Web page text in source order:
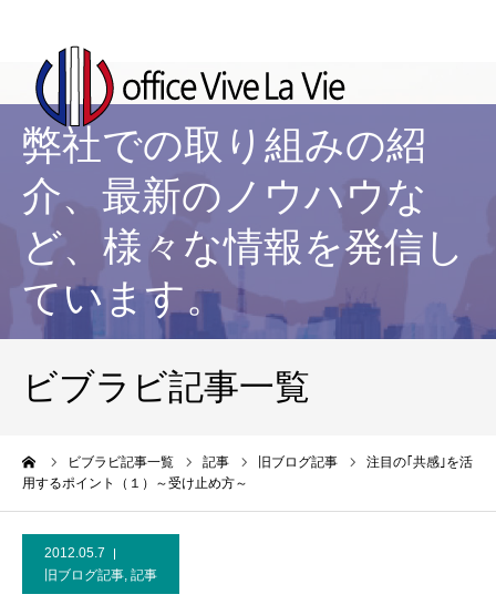
弊社での取り組みの紹
介、最新のノウハウな
ど、様々な情報を発信し
ています。
ビブラビ記事一覧
ビブラビ記事一覧 記事 旧ブログ記事
注目の｢共感｣を活
用するポイント（１）～受け止め方～
2012.05.7
旧ブログ記事, 記事